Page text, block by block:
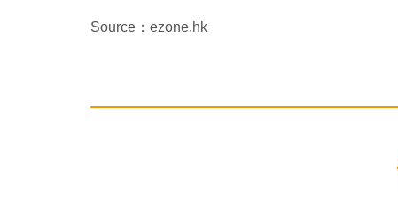
Source：ezone.hk